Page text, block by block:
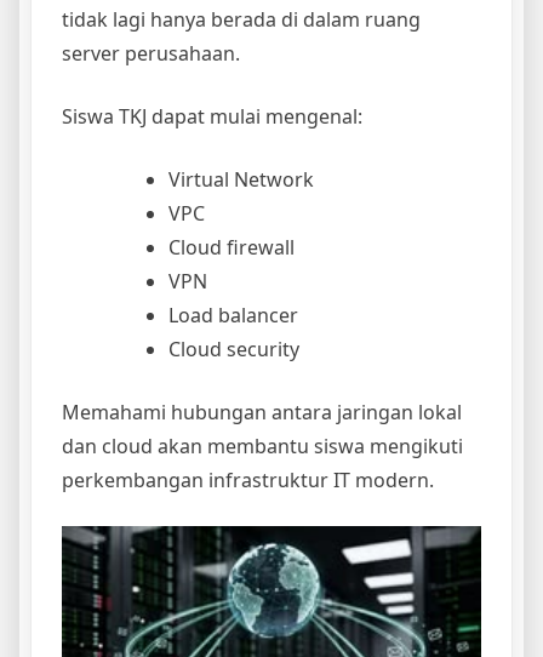
tidak lagi hanya berada di dalam ruang
server perusahaan.
Siswa TKJ dapat mulai mengenal:
Virtual Network
VPC
Cloud firewall
VPN
Load balancer
Cloud security
Memahami hubungan antara jaringan lokal
dan cloud akan membantu siswa mengikuti
perkembangan infrastruktur IT modern.